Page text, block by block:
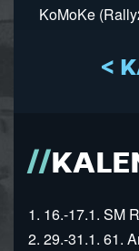
KoMoKe
<
1. 16.-17.1. SM
2. 29.-31.1. 61.